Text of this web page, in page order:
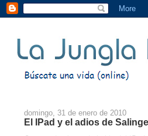
domingo, 31 de enero de 2010
El IPad y el adios de